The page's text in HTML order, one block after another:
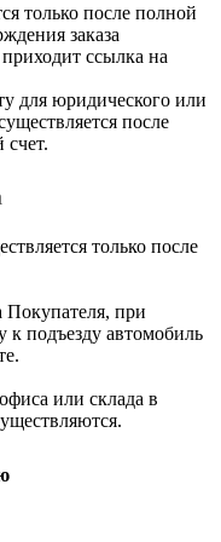
только после полной
заказа
ссылка на
для юридического или
после
счет.
только после
Покупателя, при
к подъезду автомобиль
или склада в